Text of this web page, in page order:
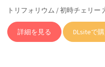
トリフォリウム / 初時チェリー
詳細を見る DLsiteで